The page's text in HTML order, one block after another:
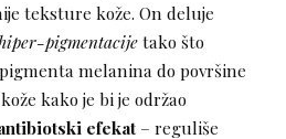
teksture kože. On deluje
pigmentacijetako što
melanina do površine
kako je bi je održao
efekat– reguliše